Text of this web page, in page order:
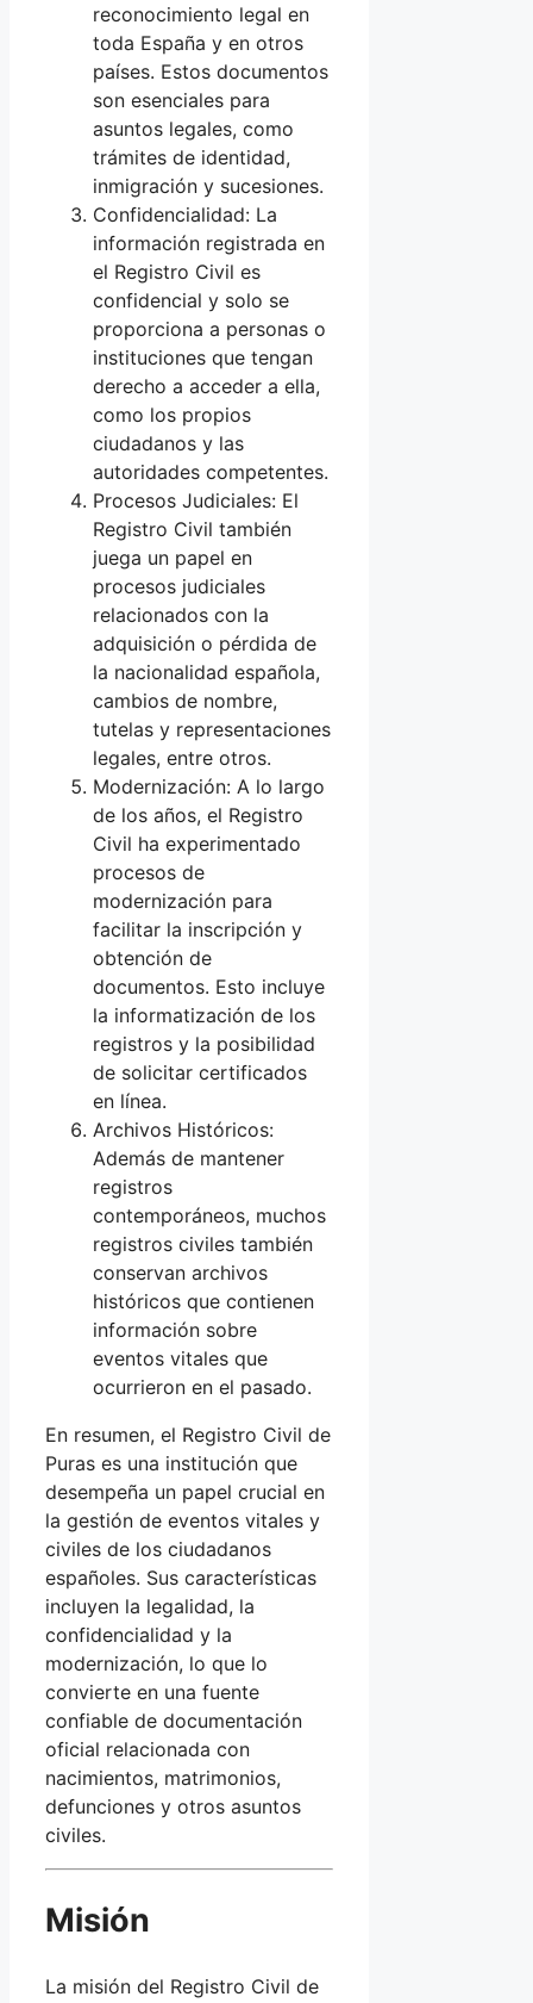
reconocimiento legal en
toda España y en otros
países. Estos documentos
son esenciales para
asuntos legales, como
trámites de identidad,
inmigración y sucesiones.
Confidencialidad: La
información registrada en
el Registro Civil es
confidencial y solo se
proporciona a personas o
instituciones que tengan
derecho a acceder a ella,
como los propios
ciudadanos y las
autoridades competentes.
Procesos Judiciales: El
Registro Civil también
juega un papel en
procesos judiciales
relacionados con la
adquisición o pérdida de
la nacionalidad española,
cambios de nombre,
tutelas y representaciones
legales, entre otros.
Modernización: A lo largo
de los años, el Registro
Civil ha experimentado
procesos de
modernización para
facilitar la inscripción y
obtención de
documentos. Esto incluye
la informatización de los
registros y la posibilidad
de solicitar certificados
en línea.
Archivos Históricos:
Además de mantener
registros
contemporáneos, muchos
registros civiles también
conservan archivos
históricos que contienen
información sobre
eventos vitales que
ocurrieron en el pasado.
En resumen, el Registro Civil de
Puras es una institución que
desempeña un papel crucial en
la gestión de eventos vitales y
civiles de los ciudadanos
españoles. Sus características
incluyen la legalidad, la
confidencialidad y la
modernización, lo que lo
convierte en una fuente
confiable de documentación
oficial relacionada con
nacimientos, matrimonios,
defunciones y otros asuntos
civiles.
Misión
La misión del Registro Civil de